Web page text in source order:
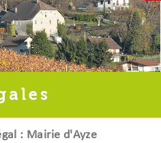
: Mairie d'Ayze